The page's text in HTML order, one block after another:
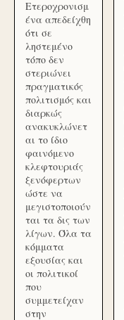
Ετεροχρονισμ
ένα απεδείχθη
ότι σε
ληστεμένο
τόπο δεν
στεριώνει
πραγματικός
πολιτισμός και
διαρκώς
ανακυκλώνετ
αι το ίδιο
φαινόμενο
κλεφτουριάς
ξενόφερτων
ώστε να
μεγιστοποιούν
ται τα δις των
λίγων. Όλα τα
κόμματα
εξουσίας και
οι πολιτικοί
που
συμμετείχαν
στην